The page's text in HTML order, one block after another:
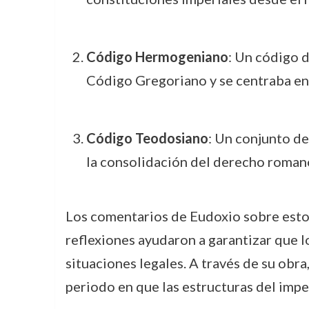
Código Hermogeniano: Un código
Código Gregoriano y se centraba
Código Teodosiano: Un conjunto
la consolidación del derecho
Los comentarios de Eudoxio sobre
reflexiones ayudaron a garantizar que
situaciones legales. A través de su
periodo en que las estructuras del